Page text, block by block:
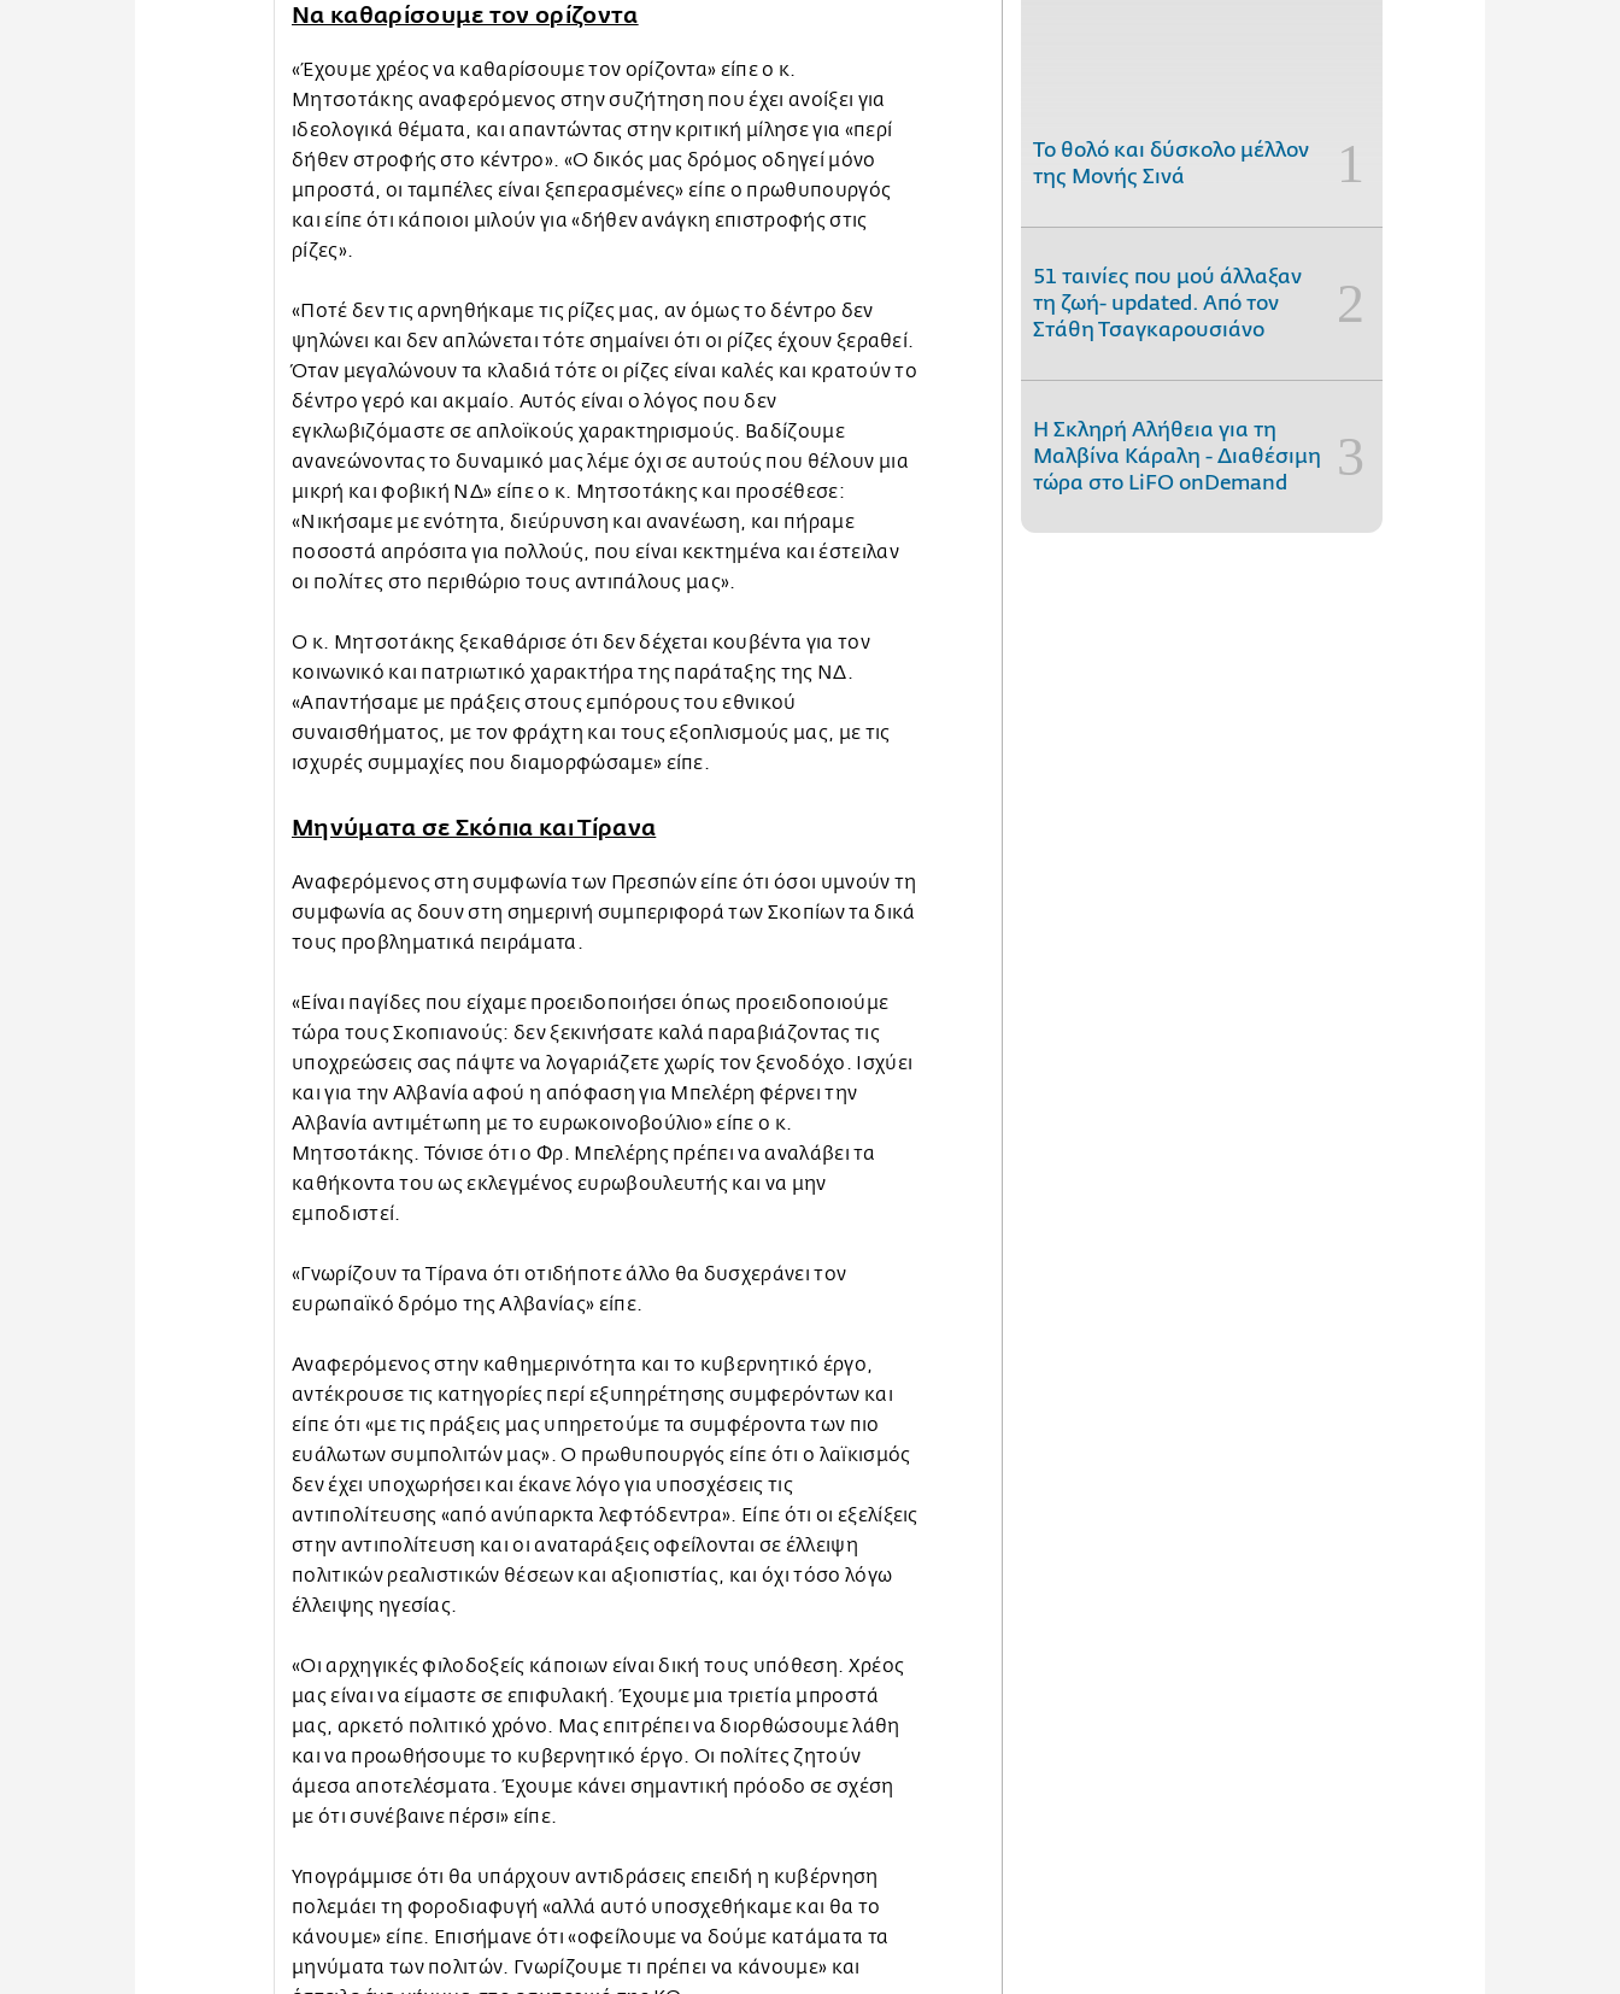
Να καθαρίσουμε τον ορίζοντα
«Έχουμε χρέος να καθαρίσουμε τον ορίζοντα» είπε ο κ.
Μητσοτάκης αναφερόμενος στην συζήτηση που έχει ανοίξει για
ιδεολογικά θέματα, και απαντώντας στην κριτική μίλησε για «περί
δήθεν στροφής στο κέντρο». «Ο δικός μας δρόμος οδηγεί μόνο
μπροστά, οι ταμπέλες είναι ξεπερασμένες» είπε ο πρωθυπουργός
και είπε ότι κάποιοι μιλούν για «δήθεν ανάγκη επιστροφής στις
ρίζες».
«Ποτέ δεν τις αρνηθήκαμε τις ρίζες μας, αν όμως το δέντρο δεν
ψηλώνει και δεν απλώνεται τότε σημαίνει ότι οι ρίζες έχουν ξεραθεί.
Όταν μεγαλώνουν τα κλαδιά τότε οι ρίζες είναι καλές και κρατούν το
δέντρο γερό και ακμαίο. Αυτός είναι ο λόγος που δεν
εγκλωβιζόμαστε σε απλοϊκούς χαρακτηρισμούς. Βαδίζουμε
ανανεώνοντας το δυναμικό μας λέμε όχι σε αυτούς που θέλουν μια
μικρή και φοβική ΝΔ» είπε ο κ. Μητσοτάκης και προσέθεσε:
«Νικήσαμε με ενότητα, διεύρυνση και ανανέωση, και πήραμε
ποσοστά απρόσιτα για πολλούς, που είναι κεκτημένα και έστειλαν
οι πολίτες στο περιθώριο τους αντιπάλους μας».
Ο κ. Μητσοτάκης ξεκαθάρισε ότι δεν δέχεται κουβέντα για τον
κοινωνικό και πατριωτικό χαρακτήρα της παράταξης της ΝΔ.
«Απαντήσαμε με πράξεις στους εμπόρους του εθνικού
συναισθήματος, με τον φράχτη και τους εξοπλισμούς μας, με τις
ισχυρές συμμαχίες που διαμορφώσαμε» είπε.
Μηνύματα σε Σκόπια και Τίρανα
Αναφερόμενος στη συμφωνία των Πρεσπών είπε ότι όσοι υμνούν τη
συμφωνία ας δουν στη σημερινή συμπεριφορά των Σκοπίων τα δικά
τους προβληματικά πειράματα.
«Είναι παγίδες που είχαμε προειδοποιήσει όπως προειδοποιούμε
τώρα τους Σκοπιανούς: δεν ξεκινήσατε καλά παραβιάζοντας τις
υποχρεώσεις σας πάψτε να λογαριάζετε χωρίς τον ξενοδόχο. Ισχύει
και για την Αλβανία αφού η απόφαση για Μπελέρη φέρνει την
Αλβανία αντιμέτωπη με το ευρωκοινοβούλιο» είπε ο κ.
Μητσοτάκης. Τόνισε ότι ο Φρ. Μπελέρης πρέπει να αναλάβει τα
καθήκοντα του ως εκλεγμένος ευρωβουλευτής και να μην
εμποδιστεί.
«Γνωρίζουν τα Τίρανα ότι οτιδήποτε άλλο θα δυσχεράνει τον
ευρωπαϊκό δρόμο της Αλβανίας» είπε.
Αναφερόμενος στην καθημερινότητα και το κυβερνητικό έργο,
αντέκρουσε τις κατηγορίες περί εξυπηρέτησης συμφερόντων και
είπε ότι «με τις πράξεις μας υπηρετούμε τα συμφέροντα των πιο
ευάλωτων συμπολιτών μας». Ο πρωθυπουργός είπε ότι ο λαϊκισμός
δεν έχει υποχωρήσει και έκανε λόγο για υποσχέσεις τις
αντιπολίτευσης «από ανύπαρκτα λεφτόδεντρα». Είπε ότι οι εξελίξεις
στην αντιπολίτευση και οι αναταράξεις οφείλονται σε έλλειψη
πολιτικών ρεαλιστικών θέσεων και αξιοπιστίας, και όχι τόσο λόγω
έλλειψης ηγεσίας.
«Οι αρχηγικές φιλοδοξείς κάποιων είναι δική τους υπόθεση. Χρέος
μας είναι να είμαστε σε επιφυλακή. Έχουμε μια τριετία μπροστά
μας, αρκετό πολιτικό χρόνο. Μας επιτρέπει να διορθώσουμε λάθη
και να προωθήσουμε το κυβερνητικό έργο. Οι πολίτες ζητούν
άμεσα αποτελέσματα. Έχουμε κάνει σημαντική πρόοδο σε σχέση
με ότι συνέβαινε πέρσι» είπε.
Υπογράμμισε ότι θα υπάρχουν αντιδράσεις επειδή η κυβέρνηση
πολεμάει τη φοροδιαφυγή «αλλά αυτό υποσχεθήκαμε και θα το
κάνουμε» είπε. Επισήμανε ότι «οφείλουμε να δούμε κατάματα τα
μηνύματα των πολιτών. Γνωρίζουμε τι πρέπει να κάνουμε» και
Το θολό και δύσκολο μέλλον
της Μονής Σινά
51 ταινίες που μού άλλαξαν
τη ζωή- updated. Aπό τον
Στάθη Τσαγκαρουσιάνο
Η Σκληρή Αλήθεια για τη
Μαλβίνα Κάραλη - Διαθέσιμη
τώρα στo LiFO onDemand